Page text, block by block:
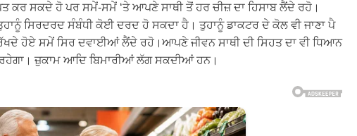
ਕਰ ਸਕਦੇ ਹੋ ਪਰ ਸਮੇਂ-ਸਮੇਂ ‘ਤੇ ਆਪਣੇ ਸਾਥੀ ਤੋਂ ਹਰ ਚੀਜ਼ ਦਾ ਹਿਸਾਬ ਲੈਂਦੇ ਰਹੋ।
ਸਿਰਦਰਦ ਸੰਬੰਧੀ ਕੋਈ ਦਰਦ ਹੋ ਸਕਦਾ ਹੈ। ਤੁਹਾਨੂੰ ਡਾਕਟਰ ਦੇ ਕੋਲ ਵੀ ਜਾਣਾ ਪੈ
ਹੋਏ ਸਮੇਂ ਸਿਰ ਦਵਾਈਆਂ ਲੈਂਦੇ ਰਹੋ।ਆਪਣੇ ਜੀਵਨ ਸਾਥੀ ਦੀ ਸਿਹਤ ਦਾ ਵੀ ਧਿਆਨ
ਜ਼ੁਕਾਮ ਆਦਿ ਬਿਮਾਰੀਆਂ ਲੱਗ ਸਕਦੀਆਂ ਹਨ।